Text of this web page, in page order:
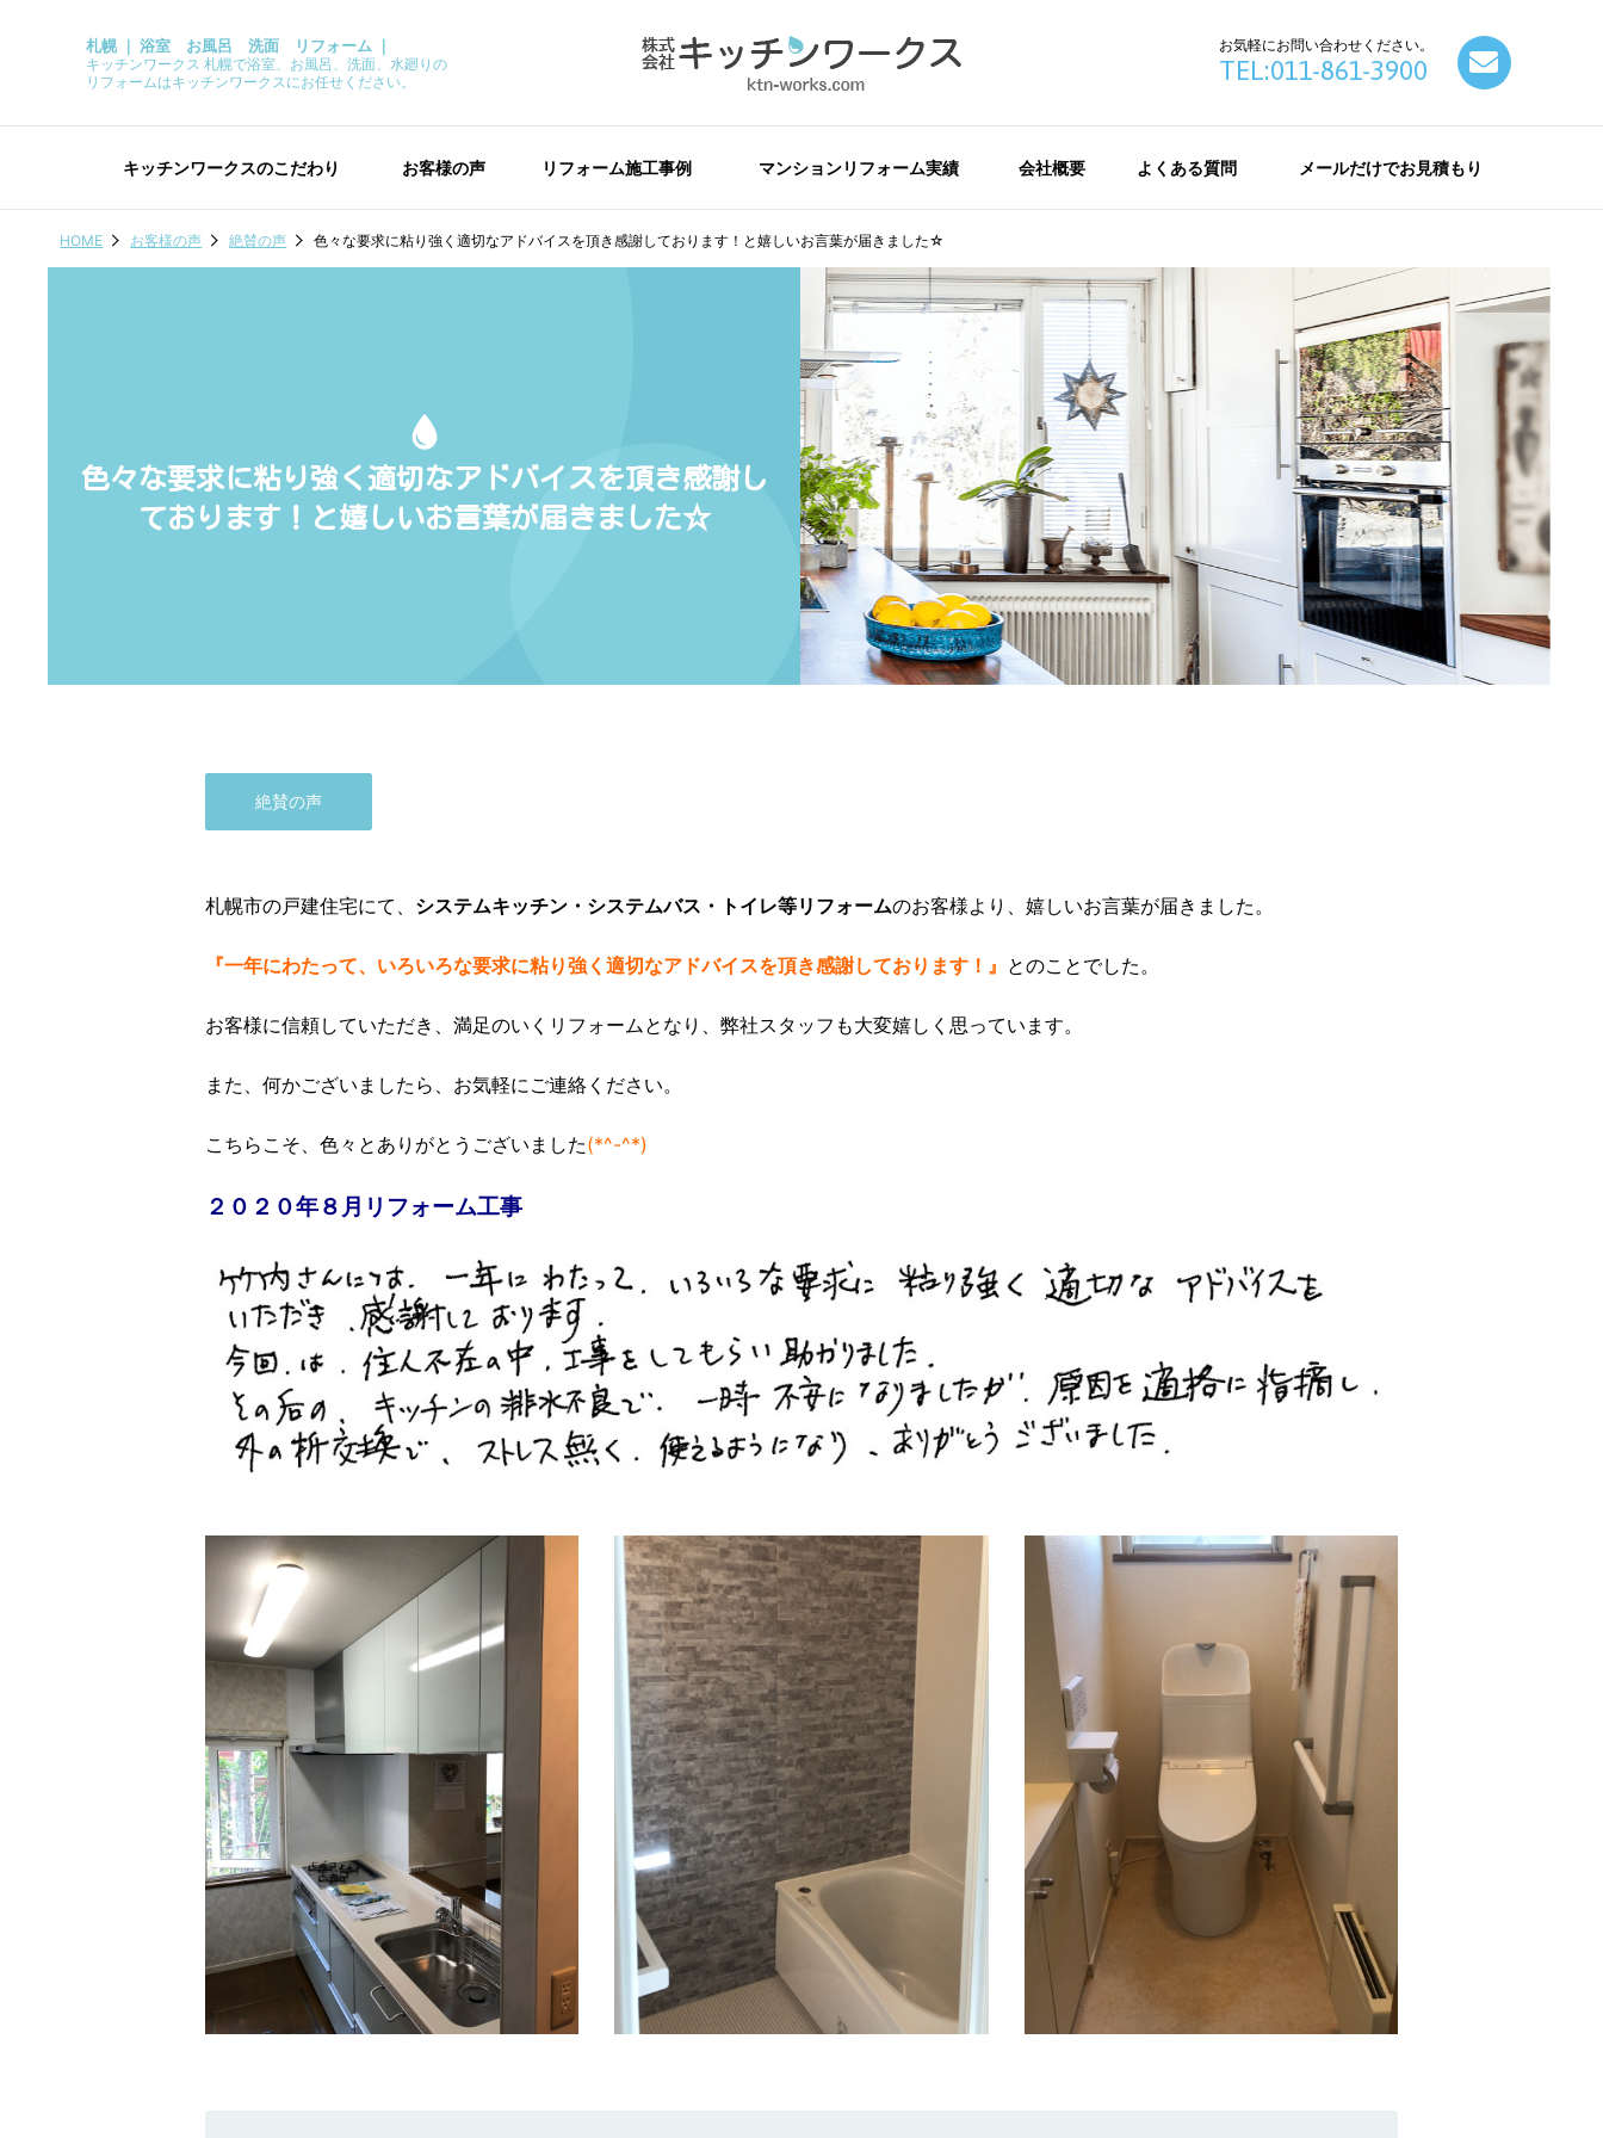
札幌 ｜ 浴室 お風呂 洗面 リフォーム ｜
キッチンワークス 札幌で浴室、お風呂、洗面、水廻りの
リフォームはキッチンワークスにお任せください。
お気軽にお問い合わせください。
TEL:011-861-3900
キッチンワークスのこだわり お客様の声 リフォーム施工事例 マンションリフォーム実績 会社概要 よくある質問 メールだけでお見積もり
HOME お客様の声 絶賛の声 色々な要求に粘り強く適切なアドバイスを頂き感謝しております！と嬉しいお言葉が届きました☆
色々な要求に粘り強く適切なアドバイスを頂き感謝し
ております！と嬉しいお言葉が届きました☆
絶賛の声
札幌市の戸建住宅にて、 システムキッチン・システムバス・トイレ等リフォームのお客様より、嬉しいお言葉が届きました。
『一年にわたって、いろいろな要求に粘り強く適切なアドバイスを頂き感謝しております！』 とのことでした。
お客様に信頼していただき、満足のいくリフォームとなり、弊社スタッフも大変嬉しく思っています。
また、何かございましたら、お気軽にご連絡ください。
こちらこそ、色々とありがとうございました(*^-^*)
２０２０年８月リフォーム工事